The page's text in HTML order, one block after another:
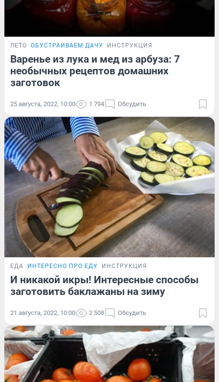
ЛЕТО ОБУСТРАИВАЕМ ДАЧУ ИНСТРУКЦИЯ
Варенье из лука и мед из арбуза: 7
необычных рецептов домашних
заготовок
25 августа, 2022, 10:00 1 794 Обсудить
ЕДА ИНТЕРЕСНО ПРО ЕДУ ИНСТРУКЦИЯ
И никакой икры! Интересные способы
заготовить баклажаны на зиму
21 августа, 2022, 10:00 2 508 Обсудить